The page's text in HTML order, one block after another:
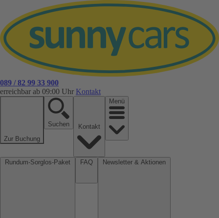
089 / 82 99 33 900
erreichbar ab 09:00 Uhr Kontakt
Zur Buchung
Suchen
Menü